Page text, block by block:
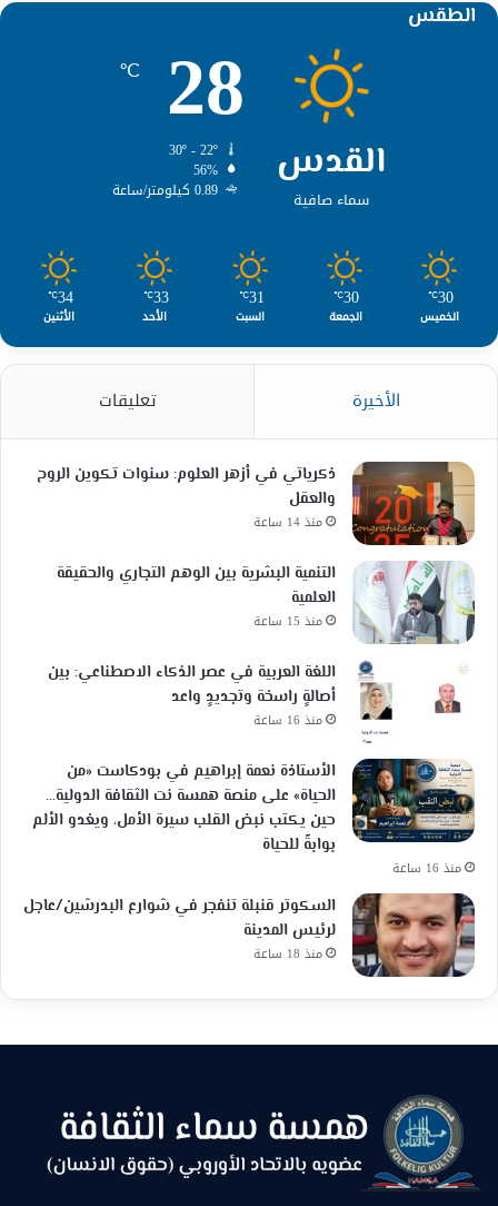
الطقس
القدس
سماء صافية
28
℃
56%
0.89 كيلومتر/ساعة
30
℃
الخميس
30
℃
الجمعة
31
℃
السبت
33
℃
الأحد
34
℃
الأثنين
الأخيرة تعليقات
ذكرياتي في أزهر العلوم: سنوات تكوين الروح
والعقل
منذ 14 ساعة
التنمية البشرية بين الوهم التجاري والحقيقة
العلمية
منذ 15 ساعة
اللغة العربية في عصر الذكاء الاصطناعي: بين
أصالةٍ راسخة وتجديدٍ واعد
منذ 16 ساعة
الأستاذة نعمة إبراهيم في بودكاست «من
الحياة» على منصة همسة نت الثقافة الدولية…
حين يكتب نبض القلب سيرة الأمل، ويغدو الألم
بوابةً للحياة
منذ 16 ساعة
السكوتر قنبلة تنفجر في شوارع البدرشين/عاجل
لرئيس المدينة
منذ 18 ساعة